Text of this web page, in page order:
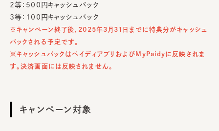
2等：500円キャッシュバック
3等：100円キャッシュバック
※キャンペーン終了後、2025年3月31日までに特典分がキャッシュ
バックされる予定です。
※キャッシュバックはペイディアプリおよびMyPaidyに反映されま
す。決済画面には反映されません。
キャンペーン対象